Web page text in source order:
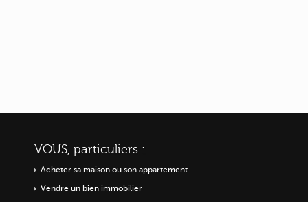
VOUS, particuliers :
Acheter sa maison ou son appartement
Vendre un bien immobilier